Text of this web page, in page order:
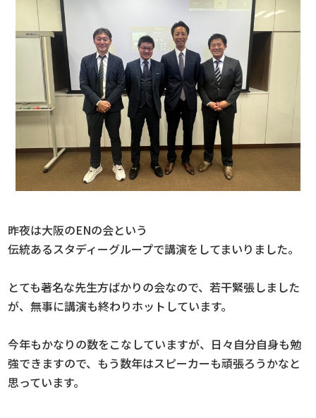
昨夜は大阪のENの会という
伝統あるスタディーグループで講演をしてまいりました。
とても著名な先生方ばかりの会なので、若干緊張しました
が、無事に講演も終わりホットしています。
今年もかなりの数をこなしていますが、日々自分自身も勉
強できますので、もう数年はスピーカーも頑張ろうかなと
思っています。